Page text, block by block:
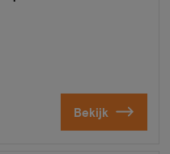
Bekijk